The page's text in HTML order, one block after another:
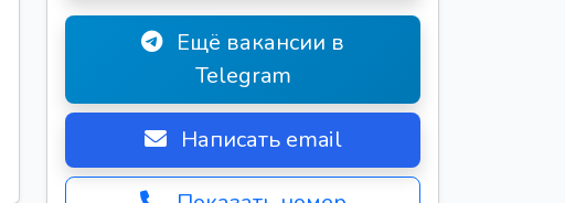
Ещё вакансии в
Telegram
Написать email